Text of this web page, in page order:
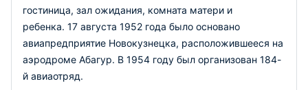
гостиница, зал ожидания, комната матери и
ребенка. 17 августа 1952 года было основано
авиапредприятие Новокузнецка, расположившееся на
аэродроме Абагур. В 1954 году был организован 184-
й авиаотряд.